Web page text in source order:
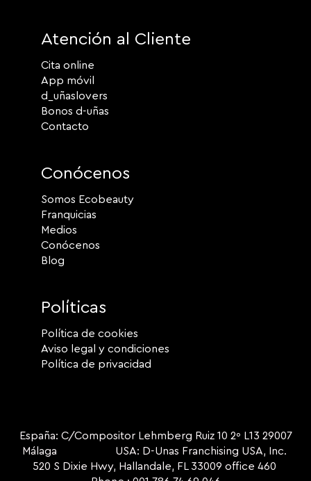
Atención al Cliente
Cita online
App móvil
d_uñaslovers
Bonos d-uñas
Contacto
Conócenos
Somos Ecobeauty
Franquicias
Medios
Conócenos
Blog
Políticas
Política de cookies
Aviso legal y condiciones
Política de privacidad
España: C/Compositor Lehmberg Ruiz 10 2º L13 29007
Málaga USA: D-Unas Franchising USA, Inc.
520 S Dixie Hwy, Hallandale, FL 33009 office 460